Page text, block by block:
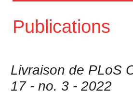
Publications
Livraison de PLoS
17 - no. 3 - 2022